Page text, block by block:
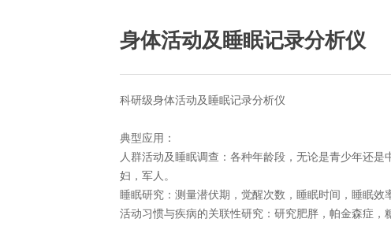
身体活动及睡眠记录分析仪
科研级身体活动及睡眠记录分析仪
典型应用：
人群活动及睡眠调查：各种年龄段，无论是青少年还
妇，军人。
睡眠研究：测量潜伏期，觉醒次数，睡眠时间，睡眠效
活动习惯与疾病的关联性研究：研究肥胖，帕金森症，